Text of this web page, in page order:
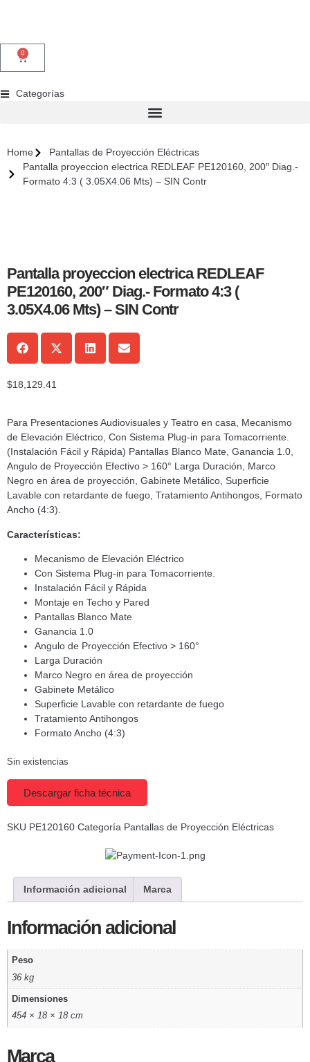
0
Categorías
Home
Pantallas de Proyección Eléctricas
Pantalla proyeccion electrica REDLEAF PE120160, 200″ Diag.-
Formato 4:3 ( 3.05X4.06 Mts) – SIN Contr
Pantalla proyeccion electrica REDLEAF
PE120160, 200″ Diag.- Formato 4:3 (
3.05X4.06 Mts) – SIN Contr
$18,129.41
Para Presentaciones Audiovisuales y Teatro en casa, Mecanismo
de Elevación Eléctrico, Con Sistema Plug-in para Tomacorriente.
(Instalación Fácil y Rápida) Pantallas Blanco Mate, Ganancia 1.0,
Angulo de Proyección Efectivo > 160° Larga Duración, Marco
Negro en área de proyección, Gabinete Metálico, Superficie
Lavable con retardante de fuego, Tratamiento Antihongos, Formato
Ancho (4:3).
Características:
Mecanismo de Elevación Eléctrico
Con Sistema Plug-in para Tomacorriente.
Instalación Fácil y Rápida
Montaje en Techo y Pared
Pantallas Blanco Mate
Ganancia 1.0
Angulo de Proyección Efectivo > 160°
Larga Duración
Marco Negro en área de proyección
Gabinete Metálico
Superficie Lavable con retardante de fuego
Tratamiento Antihongos
Formato Ancho (4:3)
Sin existencias
Descargar ficha técnica
SKU PE120160 Categoría Pantallas de Proyección Eléctricas
Información adicional Marca
Información adicional
Peso
36 kg
Dimensiones
454 × 18 × 18 cm
Marca